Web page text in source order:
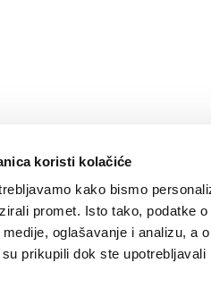
koristi kolačiće
kako bismo
promet. Isto tako, podatke
oglašavanje i analizu, a
prikupili dok ste upotrebljavali